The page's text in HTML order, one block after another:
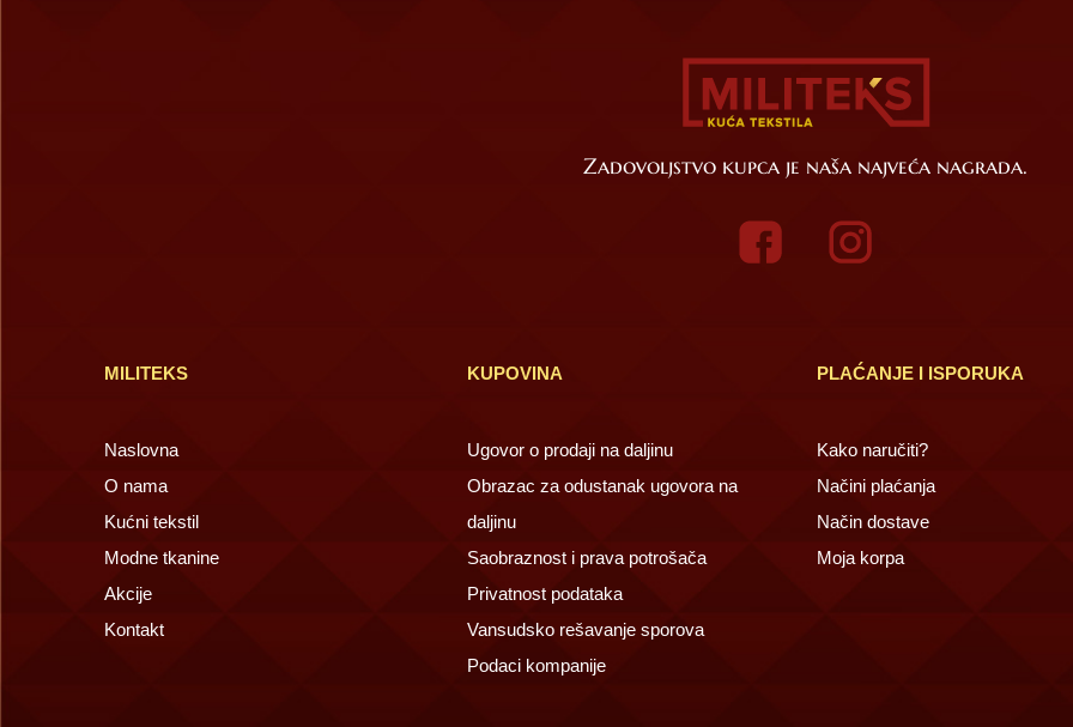
Zadovoljstvo kupca je naša najveća nagrada.
MILITEKS
Naslovna
O nama
Kućni tekstil
Modne tkanine
Akcije
Kontakt
KUPOVINA
Ugovor o prodaji na daljinu
Obrazac za odustanak ugovora na
daljinu
Saobraznost i prava potrošača
Privatnost podataka
Vansudsko rešavanje sporova
Podaci kompanije
PLAĆANJE I ISPORUKA
Kako naručiti?
Načini plaćanja
Način dostave
Moja korpa